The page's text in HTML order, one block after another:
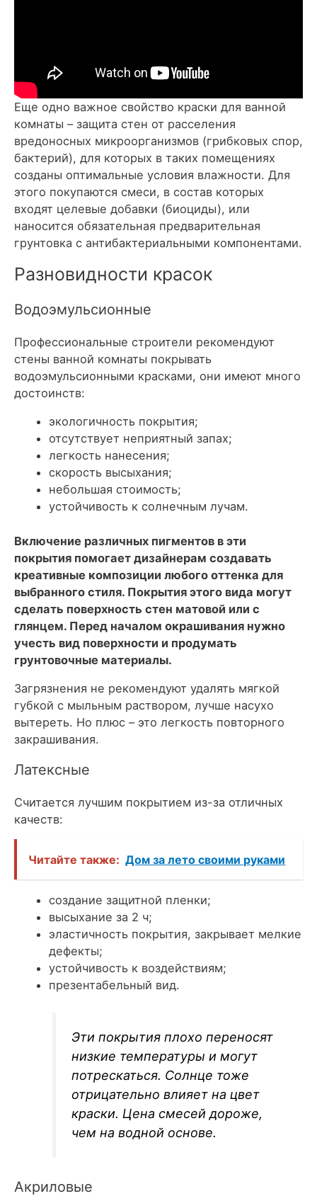
Еще одно важное свойство краски для ванной
комнаты – защита стен от расселения
вредоносных микроорганизмов (грибковых спор,
бактерий), для которых в таких помещениях
созданы оптимальные условия влажности. Для
этого покупаются смеси, в состав которых
входят целевые добавки (биоциды), или
наносится обязательная предварительная
грунтовка с антибактериальными компонентами.
Разновидности красок
Водоэмульсионные
Профессиональные строители рекомендуют
стены ванной комнаты покрывать
водоэмульсионными красками, они имеют много
достоинств:
экологичность покрытия;
отсутствует неприятный запах;
легкость нанесения;
скорость высыхания;
небольшая стоимость;
устойчивость к солнечным лучам.
Включение различных пигментов в эти
покрытия помогает дизайнерам создавать
креативные композиции любого оттенка для
выбранного стиля. Покрытия этого вида могут
сделать поверхность стен матовой или с
глянцем. Перед началом окрашивания нужно
учесть вид поверхности и продумать
грунтовочные материалы.
Загрязнения не рекомендуют удалять мягкой
губкой с мыльным раствором, лучше насухо
вытереть. Но плюс – это легкость повторного
закрашивания.
Латексные
Считается лучшим покрытием из-за отличных
качеств:
Читайте также: Дом за лето своими руками
создание защитной пленки;
высыхание за 2 ч;
эластичность покрытия, закрывает мелкие
дефекты;
устойчивость к воздействиям;
презентабельный вид.
Эти покрытия плохо переносят
низкие температуры и могут
потрескаться. Солнце тоже
отрицательно влияет на цвет
краски. Цена смесей дороже,
чем на водной основе.
Акриловые